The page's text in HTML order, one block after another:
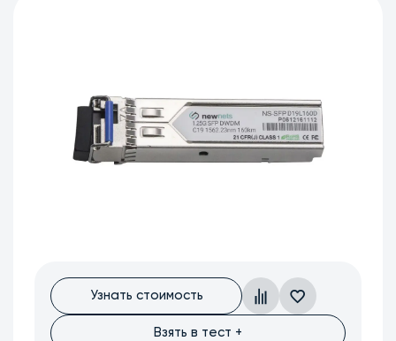
Узнать стоимость
Взять в тест +